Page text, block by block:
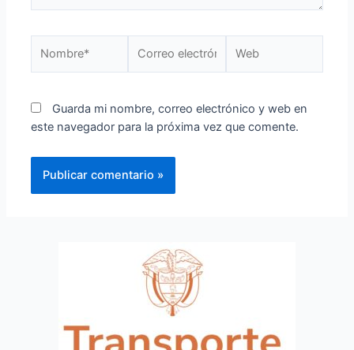
Guarda mi nombre, correo electrónico y web en
este navegador para la próxima vez que comente.